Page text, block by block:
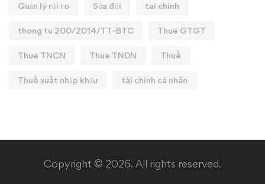
Quản lý rủi ro Sửa đổi tai chinh
thong tu 200/2014/TT-BTC Thue GTGT
Thue TNCN Thue TNDN Thuế
Thuế xuất nhập khẩu tài chính cá nhân
Copyright © 2026. All rights reserved.